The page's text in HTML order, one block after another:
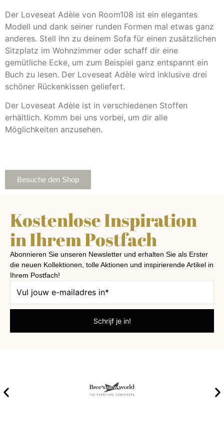
Der Loveseat Adèle von Room108 ist ein elegantes
Modell und dank seiner runden Formen mal etwas ganz
anderes. Stell ihn zu deinem Sofa für einen zusätzlichen
Sitzplatz im Wohnzimmer oder schaff dir eine
gemütliche Ecke, um zum Beispiel ganz entspannt ein
Buch zu lesen. Der Loveseat Adèle wird inklusive drei
schöner Rückenkissen geliefert.
Der Loveseat Adèle ist in verschiedenen Stoffen
erhältlich. Komm bei uns vorbei, um dir alle
Möglichkeiten anzusehen.
Besuche den Shop
Kostenlose Inspiration
in Ihrem Postfach
Abonnieren Sie unseren Newsletter und erhalten Sie als Erster
die neuen Kollektionen, tolle Aktionen und inspirierende Artikel in
Ihrem Postfach!